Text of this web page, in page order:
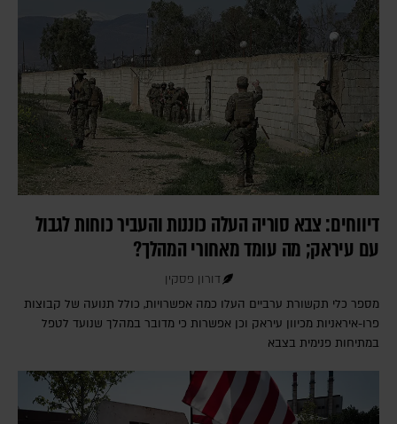
דיווחים: צבא סוריה העלה כוננות והעביר כוחות לגבול
עם עיראק; מה עומד מאחורי המהלך?
דורון פסקין
מספר כלי תקשורת ערביים העלו כמה אפשרויות, כולל תנועה של קבוצות
פרו-איראניות מכיוון עיראק וכן אפשרות כי מדובר במהלך שנועד לטפל
במתיחות פנימית בצבא